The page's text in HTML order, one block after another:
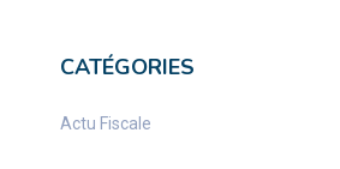
CATÉGORIES
Actu Fiscale